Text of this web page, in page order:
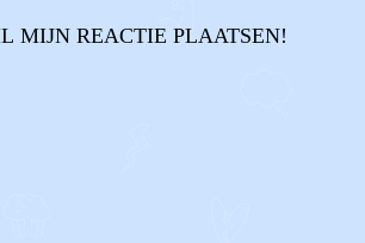
MIJN REACTIE PLAATSEN!